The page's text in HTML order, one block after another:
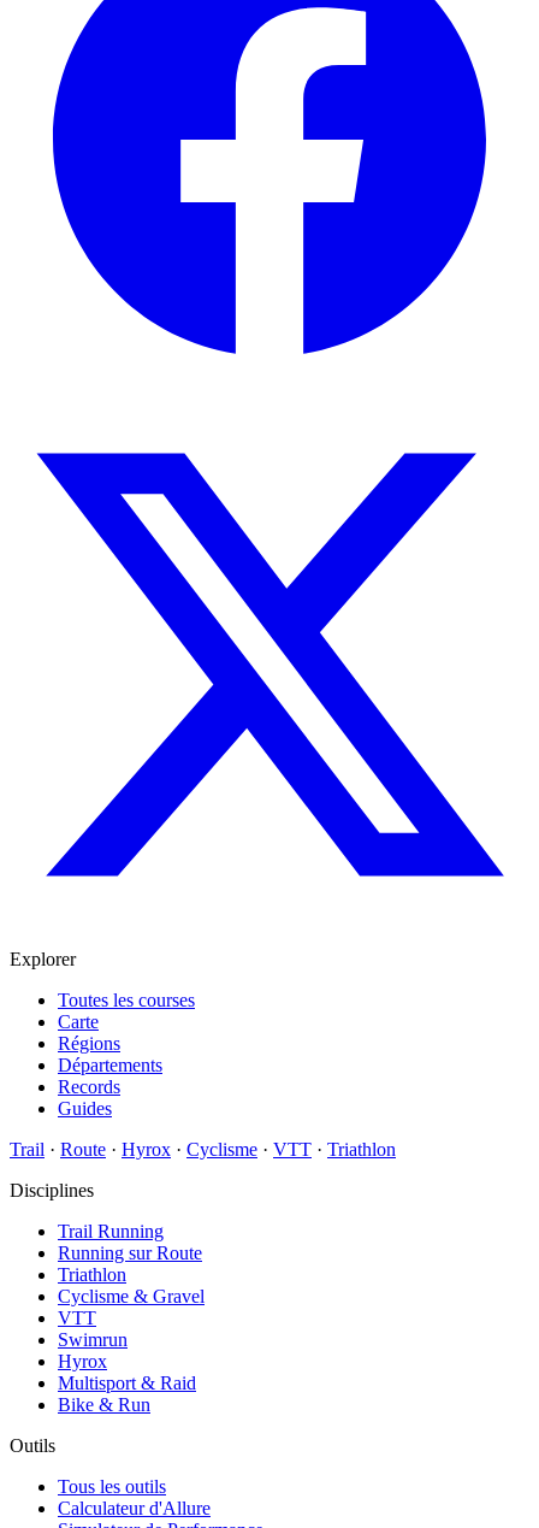
Explorer
Toutes les courses
Carte
Régions
Départements
Records
Guides
Trail · Route · Hyrox · Cyclisme · VTT · Triathlon
Disciplines
Trail Running
Running sur Route
Triathlon
Cyclisme & Gravel
VTT
Swimrun
Hyrox
Multisport & Raid
Bike & Run
Outils
Tous les outils
Calculateur d'Allure